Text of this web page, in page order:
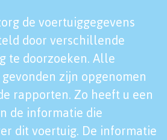
de voertuiggegevens
door verschillende
te doorzoeken. Alle
zijn opgenomen
rapporten. Zo heeft u een
de informatie die
dit voertuig. De informatie